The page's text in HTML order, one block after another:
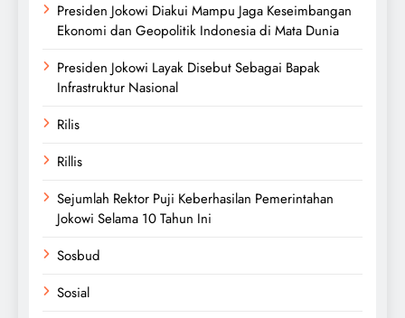
Presiden Jokowi Diakui Mampu Jaga Keseimbangan
Ekonomi dan Geopolitik Indonesia di Mata Dunia
Presiden Jokowi Layak Disebut Sebagai Bapak
Infrastruktur Nasional
Rilis
Rillis
Sejumlah Rektor Puji Keberhasilan Pemerintahan
Jokowi Selama 10 Tahun Ini
Sosbud
Sosial